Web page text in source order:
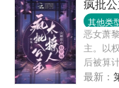
那些不
来了有
疯批
其他类
恶女萧
主。以
后被算
人。笑
最新：